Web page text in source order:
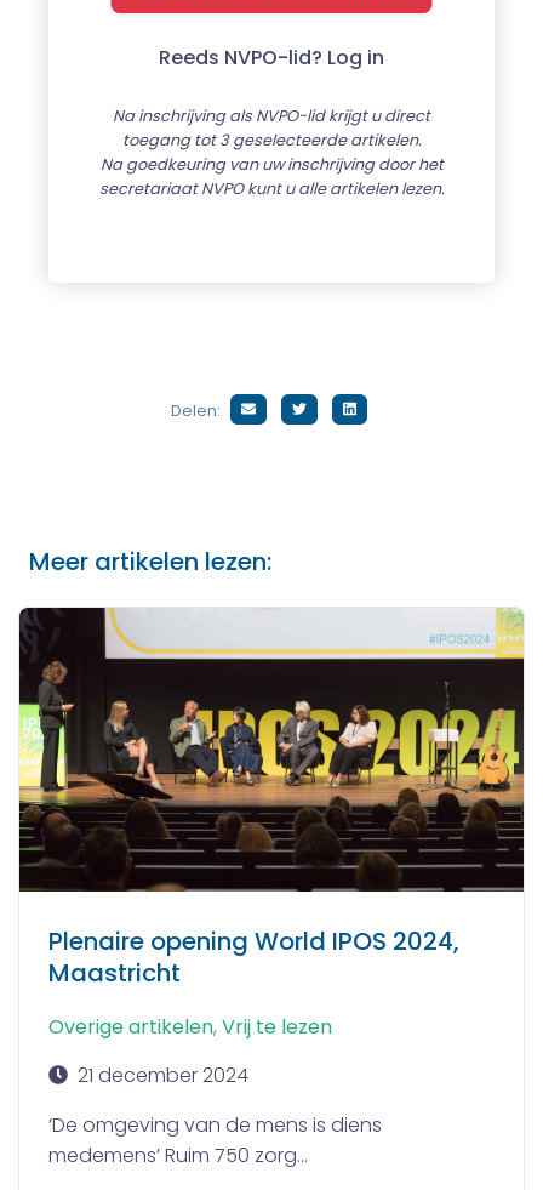
Reeds NVPO-lid? Log in
Na inschrijving als NVPO-lid krijgt u direct
toegang tot 3 geselecteerde artikelen.
Na goedkeuring van uw inschrijving door het
secretariaat NVPO kunt u alle artikelen lezen.
Delen:
Meer artikelen lezen:
Plenaire opening World IPOS 2024,
Maastricht
Overige artikelen, Vrij te lezen
21 december 2024
‘De omgeving van de mens is diens
medemens’ Ruim 750 zorg...